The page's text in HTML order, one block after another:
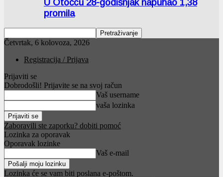
promila
Četvrtak, 6 kolovoza, 2026
Registracija / Prijava
Prijaviti se
Dobrodošli! Prijavite se na svoj račun
Vaš username
vaša lozinka
Zaboravili ste zaporku? dobiti pomoć
Lozinka za oporavak
Oporavak lozinke
Vaš e-mail
Lozinka će se vam biti poslana e-poštom.